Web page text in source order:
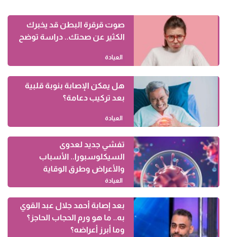
صوت قرقرة البطن قد يخبرك
الكثير عن صحتك.. دراسة توضح
العيادة
هل يمكن الإصابة بنوبة قلبية
بعد تركيب دعامة؟
العيادة
تفشي جديد لعدوى
السيكلوسبورا.. الأسباب
والأعراض وطرق الوقاية
العيادة
بعد إصابة أحمد جلال عبد القوي
به.. ما هو ورم الحجاب الحاجز؟
وما أبرز أعراضه؟